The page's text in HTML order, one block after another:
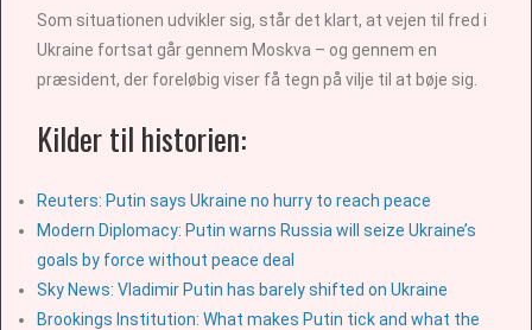
Som situationen udvikler sig, står det klart, at vejen til fred i
Ukraine fortsat går gennem Moskva – og gennem en
præsident, der foreløbig viser få tegn på vilje til at bøje sig.
Kilder til historien:
Reuters: Putin says Ukraine no hurry to reach peace
Modern Diplomacy: Putin warns Russia will seize Ukraine’s
goals by force without peace deal
Sky News: Vladimir Putin has barely shifted on Ukraine
Brookings Institution: What makes Putin tick and what the